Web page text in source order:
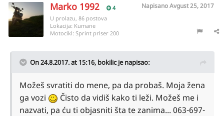
Marko 1992 4 NapisanoAvgust 25, 2017
U prolazu, 86 postova
Lokacija: Kumane
Motocikl: Sprint prlser 200
On 24.8.2017. at 15:16, bokilicje napisao:
Možeš svratiti do mene, pa da probaš. Moja žena
ga vozi
Čisto da vidiš kako ti leži. Možeš me i
nazvati, pa ću ti objasniti šta te zanima... 063-697-